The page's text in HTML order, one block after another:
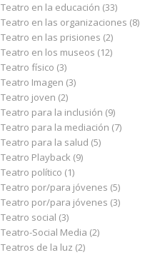
Teatro en la educación (33)
Teatro en las organizaciones (8)
Teatro en las prisiones (2)
Teatro en los museos (12)
Teatro físico (3)
Teatro Imagen (3)
Teatro joven (2)
Teatro para la inclusión (9)
Teatro para la mediación (7)
Teatro para la salud (5)
Teatro Playback (9)
Teatro político (1)
Teatro por/para jóvenes (5)
Teatro por/para jóvenes (3)
Teatro social (3)
Teatro-Social Media (2)
Teatros de la luz (2)